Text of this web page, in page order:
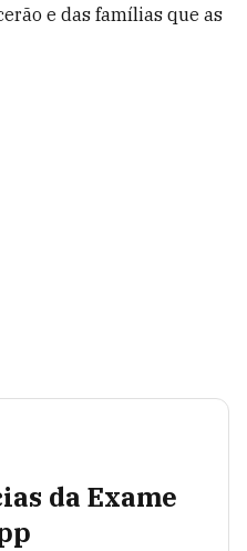
e das famílias que as
da Exame